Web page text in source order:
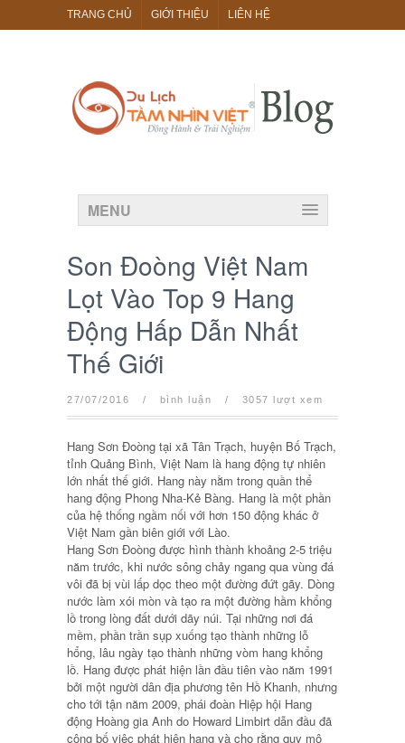
TRANG CHỦ GIỚI THIỆU LIÊN HỆ
MENU
Son Đoòng Việt Nam
Lọt Vào Top 9 Hang
Động Hấp Dẫn Nhất
Thế Giới
27/07/2016 / bình luận / 3057 lượt xem
Hang Sơn Đoòng tại xã Tân Trạch, huyện Bố Trạch,
tỉnh Quảng Bình, Việt Nam là hang động tự nhiên
lớn nhất thế giới. Hang này nằm trong quần thể
hang động Phong Nha-Kẻ Bàng. Hang là một phần
của hệ thống ngầm nối với hơn 150 động khác ở
Việt Nam gần biên giới với Lào.
Hang Sơn Đoòng được hình thành khoảng 2-5 triệu
năm trước, khi nước sông chảy ngang qua vùng đá
vôi đã bị vùi lấp dọc theo một đường đứt gãy. Dòng
nước làm xói mòn và tạo ra một đường hầm khổng
lồ trong lòng đất dưới dãy núi. Tại những nơi đá
mềm, phần trần sụp xuống tạo thành những lỗ
hổng, lâu ngày tạo thành những vòm hang khổng
lồ. Hang được phát hiện lần đầu tiên vào năm 1991
bởi một người dân địa phương tên Hồ Khanh, nhưng
cho tới tận năm 2009, phái đoàn Hiệp hội Hang
động Hoàng gia Anh do Howard Limbirt dẫn đầu đã
công bố việc phát hiện hang và cho rằng quy mô